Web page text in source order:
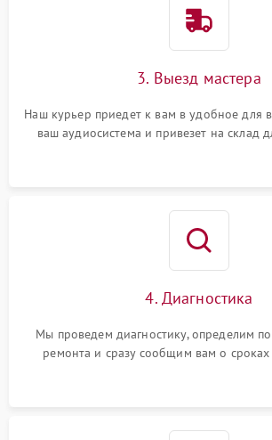
3. Выезд мастера
Наш курьер приедет к вам в удобное для
ваш аудиосистема и привезет на склад
4. Диагностика
Мы проведем диагностику, определим
ремонта и сразу сообщим вам о сроках